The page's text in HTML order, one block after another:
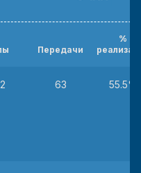
Передачи
%
63 55.5%